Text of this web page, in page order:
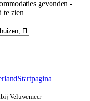
gevonden -
te zien
Startpagina
Veluwemeer